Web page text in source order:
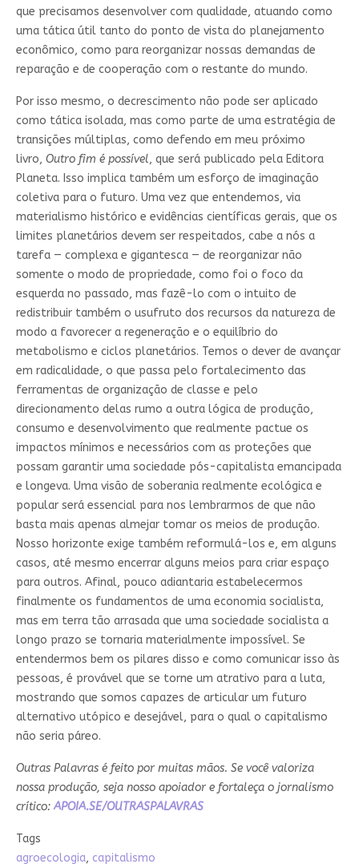
que precisamos desenvolver com qualidade, atuando como
uma tática útil tanto do ponto de vista do planejamento
econômico, como para reorganizar nossas demandas de
reparação e de cooperação com o restante do mundo.
Por isso mesmo, o decrescimento não pode ser aplicado
como tática isolada, mas como parte de uma estratégia de
transições múltiplas, como defendo em meu próximo
livro, Outro fim é possível, que será publicado pela Editora
Planeta. Isso implica também um esforço de imaginação
coletiva para o futuro. Uma vez que entendemos, via
materialismo histórico e evidências científicas gerais, que os
limites planetários devem ser respeitados, cabe a nós a
tarefa — complexa e gigantesca — de reorganizar não
somente o modo de propriedade, como foi o foco da
esquerda no passado, mas fazê-lo com o intuito de
redistribuir também o usufruto dos recursos da natureza de
modo a favorecer a regeneração e o equilíbrio do
metabolismo e ciclos planetários. Temos o dever de avançar
em radicalidade, o que passa pelo fortalecimento das
ferramentas de organização de classe e pelo
direcionamento delas rumo a outra lógica de produção,
consumo e desenvolvimento que realmente pactue os
impactos mínimos e necessários com as proteções que
possam garantir uma sociedade pós-capitalista emancipada
e longeva. Uma visão de soberania realmente ecológica e
popular será essencial para nos lembrarmos de que não
basta mais apenas almejar tomar os meios de produção.
Nosso horizonte exige também reformulá-los e, em alguns
casos, até mesmo encerrar alguns meios para criar espaço
para outros. Afinal, pouco adiantaria estabelecermos
finalmente os fundamentos de uma economia socialista,
mas em terra tão arrasada que uma sociedade socialista a
longo prazo se tornaria materialmente impossível. Se
entendermos bem os pilares disso e como comunicar isso às
pessoas, é provável que se torne um atrativo para a luta,
mostrando que somos capazes de articular um futuro
alternativo utópico e desejável, para o qual o capitalismo
não seria páreo.
Outras Palavras é feito por muitas mãos. Se você valoriza
nossa produção, seja nosso apoiador e fortaleça o jornalismo
crítico: APOIA.SE/OUTRASPALAVRAS
Tags
agroecologia, capitalismo